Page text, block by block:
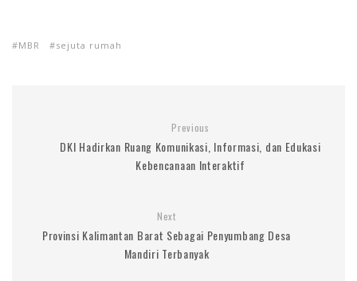
MBR sejuta rumah
Previous
DKI Hadirkan Ruang Komunikasi, Informasi, dan Edukasi
Kebencanaan Interaktif
Next
Provinsi Kalimantan Barat Sebagai Penyumbang Desa
Mandiri Terbanyak